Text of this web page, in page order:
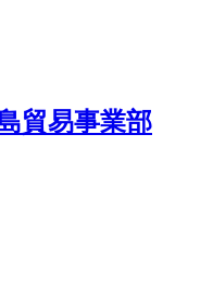
貿易事業部